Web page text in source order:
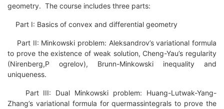
geometry. The course includes three parts:
Part I: Basics of convex and differential geometry
Part II: Minkowski problem: Aleksandrov’s variational formula
to prove the existence of weak solution, Cheng-Yau’s regularity
(Nirenberg,P ogrelov), Brunn-Minkowski inequality and
uniqueness.
Part III: Dual Minkowski problem: Huang-Lutwak-Yang-
Zhang’s variational formula for quermassintegrals to prove the